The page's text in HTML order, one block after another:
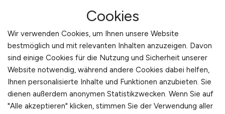
Entwicklungsgesellschaft mbH
29.07.2026
Kassel
Vor Ort (kein Home-Office)
Cookies
Wir verwenden Cookies, um Ihnen unsere Website
bestmöglich und mit relevanten Inhalten anzuzeigen. Davon
sind einige Cookies für die Nutzung und Sicherheit unserer
Website notwendig, während andere Cookies dabei helfen,
Ihnen personalisierte Inhalte und Funktionen anzubieten. Sie
dienen außerdem anonymen Statistikzwecken. Wenn Sie auf
"Alle akzeptieren" klicken, stimmen Sie der Verwendung aller